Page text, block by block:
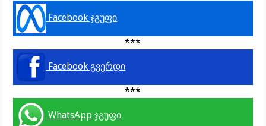
Facebook ჯგუფი
***
Facebook გვერდი
***
WhatsApp ჯგუფი